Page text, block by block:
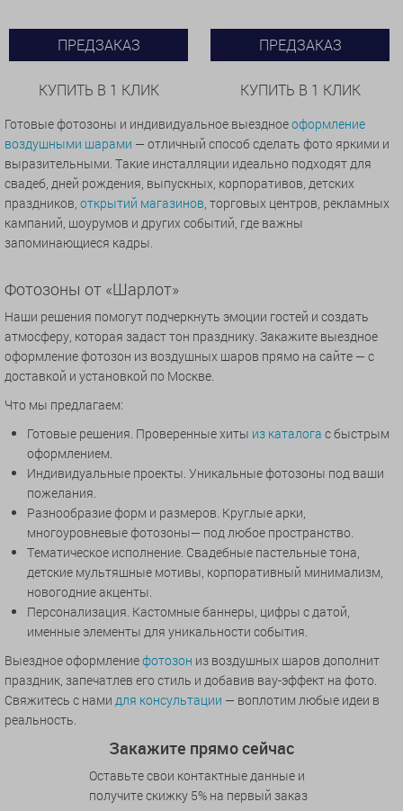
ПРЕДЗАКАЗ
КУПИТЬ В 1 КЛИК
ПРЕДЗАКАЗ
КУПИТЬ В 1 КЛИК
Готовые фотозоны и индивидуальное выездноеоформление
воздушными шарами — отличный способ сделать фото яркими и
выразительными. Такие инсталляции идеально подходят для
свадеб, дней рождения, выпускных, корпоративов, детских
праздников, открытий магазинов, торговых центров, рекламных
кампаний, шоурумов и других событий, где важны
запоминающиеся кадры.
Фотозоны от «Шарлот»
Наши решения помогут подчеркнуть эмоции гостей и создать
атмосферу, которая задаст тон празднику. Закажите выездное
оформление фотозон из воздушных шаров прямо на сайте — с
доставкой и установкой по Москве.
Что мы предлагаем:
Готовые решения. Проверенные хиты из каталога с быстрым
оформлением.
Индивидуальные проекты. Уникальные фотозоны под ваши
пожелания.
Разнообразие форм и размеров. Круглые арки,
многоуровневые фотозоны— под любое пространство.
Тематическое исполнение. Свадебные пастельные тона,
детские мультяшные мотивы, корпоративный минимализм,
новогодние акценты.
Персонализация. Кастомные баннеры, цифры с датой,
именные элементы для уникальности события.
Выездное оформлениефотозон из воздушных шаров дополнит
праздник, запечатлев его стиль и добавив вау-эффект на фото.
Свяжитесь с нами для консультации — воплотим любые идеи в
реальность.
Закажите прямо сейчас
Оставьте свои контактные данные и
получите скижку 5% на первый заказ